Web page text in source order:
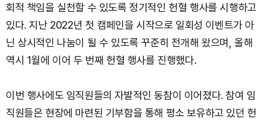
회적 책임을 실천할 수 있도록 정기적인 헌혈 행사를 시행하고
있다. 지난 2022년 첫 캠페인을 시작으로 일회성 이벤트가 아
닌 상시적인 나눔이 될 수 있도록 꾸준히 전개해 왔으며, 올해
역시 1월에 이어 두 번째 헌혈 행사를 진행했다.
이번 행사에도 임직원들의 자발적인 동참이 이어졌다. 참여 임
직원들은 현장에 마련된 기부함을 통해 평소 보유하고 있던 헌